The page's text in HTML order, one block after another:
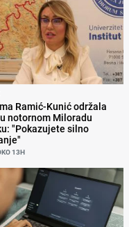
Ramić-Kunić održala
notornom Miloradu
"Pokazujete silno
13H